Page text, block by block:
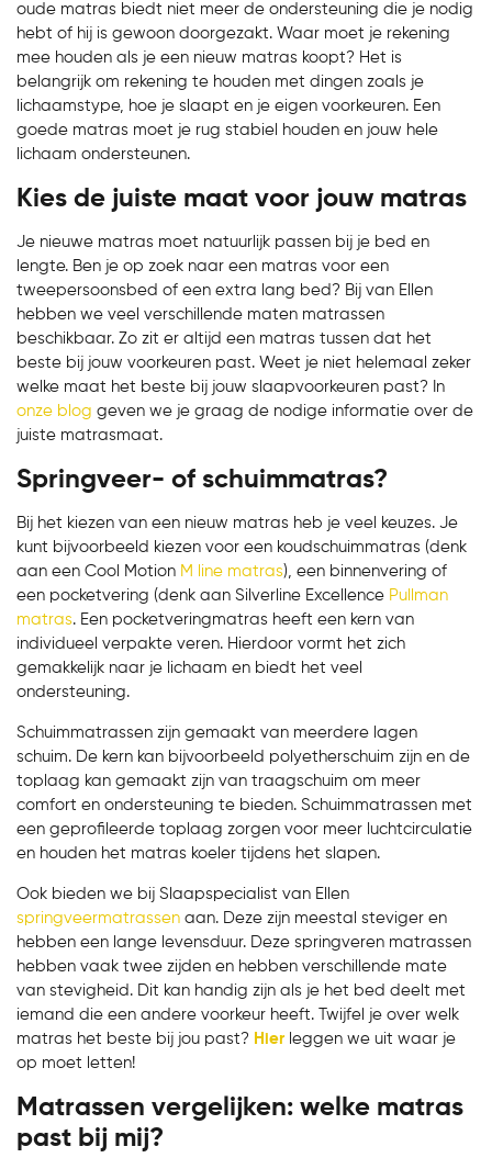
oude matras biedt niet meer de ondersteuning die je nodig
hebt of hij is gewoon doorgezakt. Waar moet je rekening
mee houden als je een nieuw matras koopt? Het is
belangrijk om rekening te houden met dingen zoals je
lichaamstype, hoe je slaapt en je eigen voorkeuren. Een
goede matras moet je rug stabiel houden en jouw hele
lichaam ondersteunen.
Kies de juiste maat voor jouw matras
Je nieuwe matras moet natuurlijk passen bij je bed en
lengte. Ben je op zoek naar een matras voor een
tweepersoonsbed of een extra lang bed? Bij van Ellen
hebben we veel verschillende maten matrassen
beschikbaar. Zo zit er altijd een matras tussen dat het
beste bij jouw voorkeuren past. Weet je niet helemaal zeker
welke maat het beste bij jouw slaapvoorkeuren past? In
onze blog geven we je graag de nodige informatie over de
juiste matrasmaat.
Springveer- of schuimmatras?
Bij het kiezen van een nieuw matras heb je veel keuzes. Je
kunt bijvoorbeeld kiezen voor een koudschuimmatras (denk
aan een Cool Motion M line matras), een binnenvering of
een pocketvering (denk aan Silverline Excellence Pullman
matras. Een pocketveringmatras heeft een kern van
individueel verpakte veren. Hierdoor vormt het zich
gemakkelijk naar je lichaam en biedt het veel
ondersteuning.
Schuimmatrassen zijn gemaakt van meerdere lagen
schuim. De kern kan bijvoorbeeld polyetherschuim zijn en de
toplaag kan gemaakt zijn van traagschuim om meer
comfort en ondersteuning te bieden. Schuimmatrassen met
een geprofileerde toplaag zorgen voor meer luchtcirculatie
en houden het matras koeler tijdens het slapen.
Ook bieden we bij Slaapspecialist van Ellen
springveermatrassen aan. Deze zijn meestal steviger en
hebben een lange levensduur. Deze springveren matrassen
hebben vaak twee zijden en hebben verschillende mate
van stevigheid. Dit kan handig zijn als je het bed deelt met
iemand die een andere voorkeur heeft. Twijfel je over welk
matras het beste bij jou past? Hierleggen we uit waar je
op moet letten!
Matrassen vergelijken: welke matras
past bij mij?